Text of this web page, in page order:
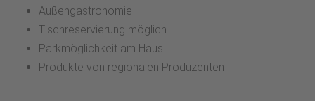
Außengastronomie
Tischreservierung möglich
Parkmöglichkeit am Haus
Produkte von regionalen Produzenten